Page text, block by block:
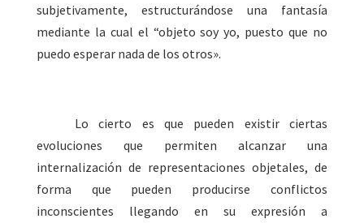
subjetivamente, estructurándose una fantasía
mediante la cual el “objeto soy yo, puesto que no
puedo esperar nada de los otros».
Lo cierto es que pueden existir ciertas
evoluciones que permiten alcanzar una
internalización de representaciones objetales, de
forma que pueden producirse conflictos
inconscientes llegando en su expresión a